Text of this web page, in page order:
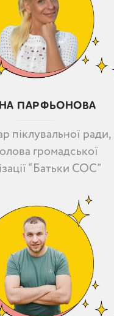
ПАРФЬОНОВА
піклувальної ради,
громадської
“Батьки СОС”